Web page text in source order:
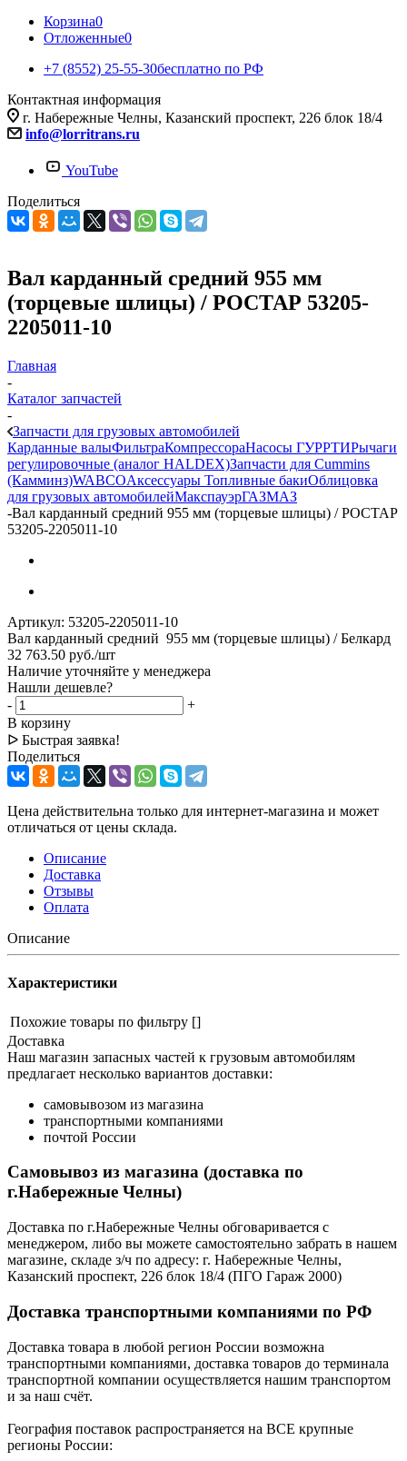
Корзина0
Отложенные0
+7 (8552) 25-55-30бесплатно по РФ
Контактная информация
г. Набережные Челны, Казанский проспект, 226 блок 18/4
info@lorritrans.ru
YouTube
Поделиться
Вал карданный средний 955 мм
(торцевые шлицы) / РОСТАР 53205-
2205011-10
Главная
-
Каталог запчастей
-
Запчасти для грузовых автомобилей
Карданные валыФильтраКомпрессораНасосы ГУРРТИРычаги
регулировочные (аналог HALDEX)Запчасти для Cummins
(Камминз)WABCOАксессуары Топливные бакиОблицовка
для грузовых автомобилейМакспауэрГАЗМАЗ
-Вал карданный средний 955 мм (торцевые шлицы) / РОСТАР
53205-2205011-10
Артикул: 53205-2205011-10
Вал карданный средний 955 мм (торцевые шлицы) / Белкард
32 763.50 руб./шт
Наличие уточняйте у менеджера
Нашли дешевле?
-
+
В корзину
ᐅ Быстрая заявка!
Поделиться
Цена действительна только для интернет-магазина и может
отличаться от цены склада.
Описание
Доставка
Отзывы
Оплата
Описание
Характеристики
Похожие товары по фильтру []
Доставка
Наш магазин запасных частей к грузовым автомобилям
предлагает несколько вариантов доставки:
самовывозом из магазина
транспортными компаниями
почтой России
Самовывоз из магазина (доставка по
г.Набережные Челны)
Доставка по г.Набережные Челны обговаривается с
менеджером, либо вы можете самостоятельно забрать в нашем
магазине, складе з/ч по адресу: г. Набережные Челны,
Казанский проспект, 226 блок 18/4 (ПГО Гараж 2000)
Доставка транспортными компаниями по РФ
Доставка товара в любой регион России возможна
транспортными компаниями, доставка товаров до терминала
транспортной компании осуществляется нашим транспортом
и за наш счёт.
География поставок распространяется на ВСЕ крупные
регионы России: